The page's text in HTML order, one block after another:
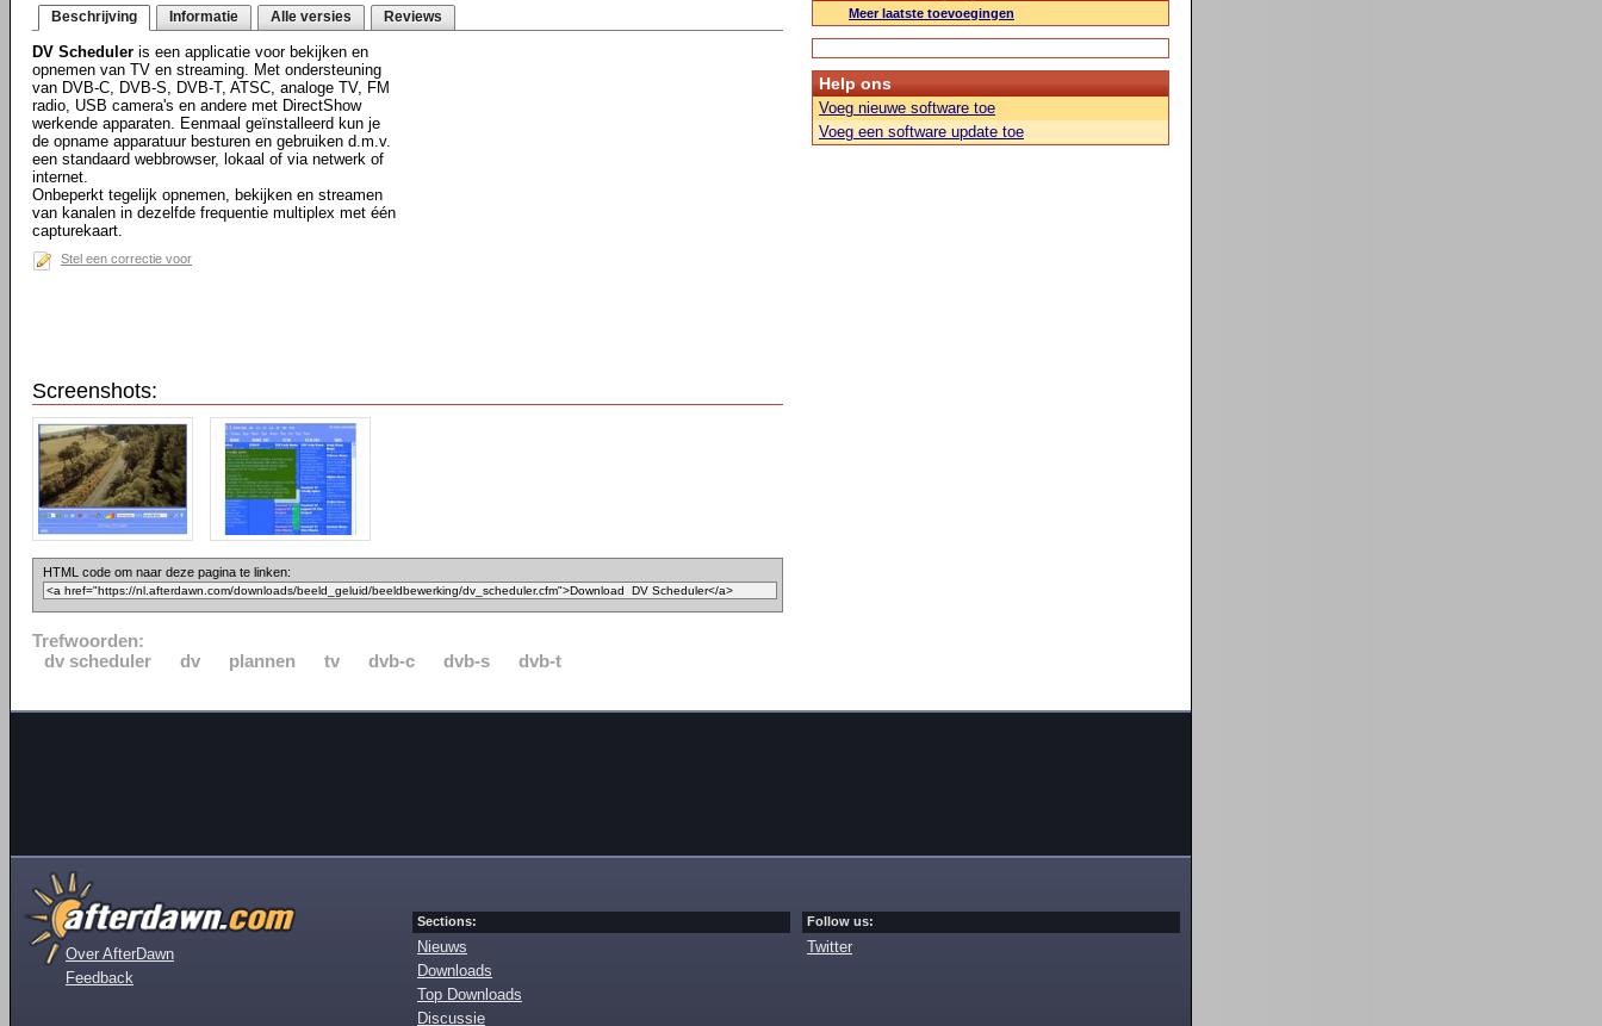
Beschrijving Informatie Alle versies Reviews
DV Scheduler is een applicatie voor bekijken en
opnemen van TV en streaming. Met ondersteuning
van DVB-C, DVB-S, DVB-T, ATSC, analoge TV, FM
radio, USB camera's en andere met DirectShow
werkende apparaten. Eenmaal geïnstalleerd kun je
de opname apparatuur besturen en gebruiken d.m.v.
een standaard webbrowser, lokaal of via netwerk of
internet.
Onbeperkt tegelijk opnemen, bekijken en streamen
van kanalen in dezelfde frequentie multiplex met één
capturekaart.
Stel een correctie voor
Screenshots:
HTML code om naar deze pagina te linken:
Trefwoorden:
dv scheduler
dv plannen tv dvb-c dvb-s dvb-t
Meer laatste toevoegingen
Help ons
Voeg nieuwe software toe
Voeg een software update toe
Over AfterDawn
Feedback
Sections:
Nieuws
Downloads
Top Downloads
Discussie
Follow us:
Twitter